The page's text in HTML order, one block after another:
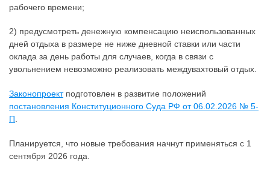
рабочего времени;
2) предусмотреть денежную компенсацию неиспользованных
дней отдыха в размере не ниже дневной ставки или части
оклада за день работы для случаев, когда в связи с
увольнением невозможно реализовать междувахтовый отдых.
Законопроектподготовлен в развитие положений
постановления Конституционного Суда РФ от 06.02.2026 № 5-
П
Планируется, что новые требования начнут применяться с 1
сентября 2026 года.